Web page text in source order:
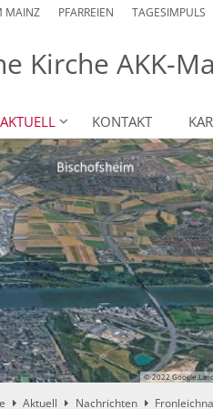
MAINZ PFARREIEN TAGESIMPULS
Kirche AKK-
AKTUELL KONTAKT
© 2022
Aktuell Nachrichten